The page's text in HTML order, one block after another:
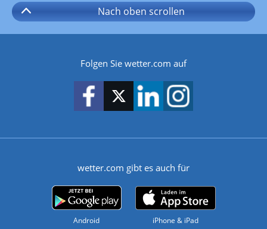
Nach oben scrollen
Folgen Sie wetter.com auf
wetter.com gibt es auch für
Android iPhone & iPad